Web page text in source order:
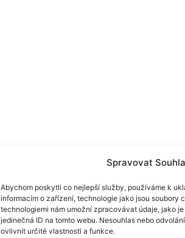
Spravovat
Abychom poskytli co nejlepší služby, používáme k
informacím o zařízení, technologie jako jsou soubory
technologiemi nám umožní zpracovávat údaje, jako
jedinečná ID na tomto webu. Nesouhlas nebo
ovlivnit určité vlastnosti a funkce.